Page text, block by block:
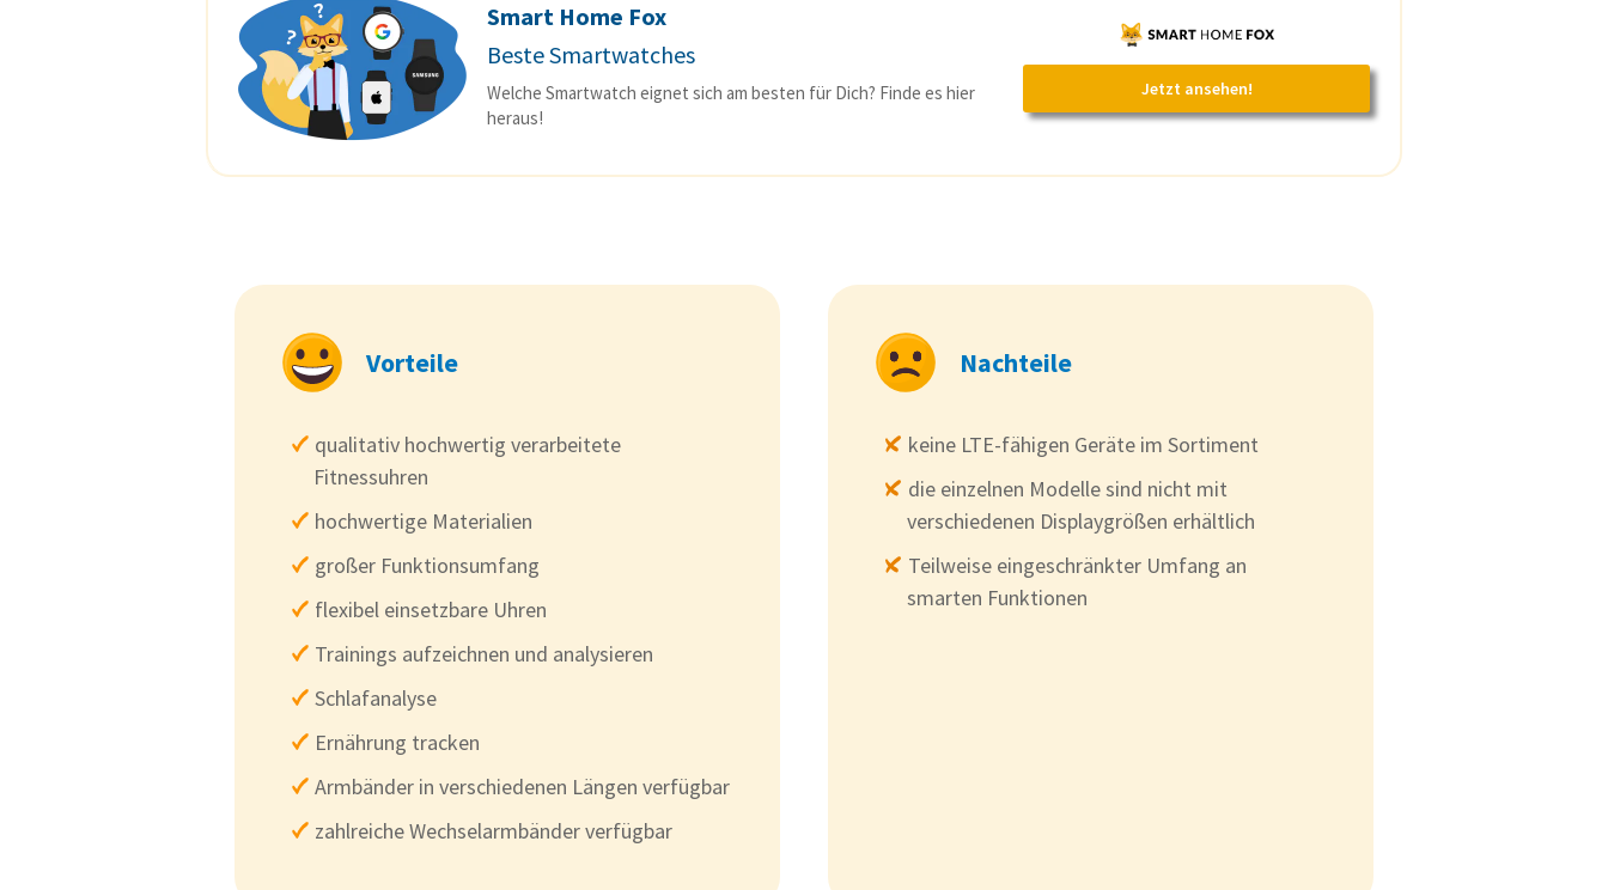
Smart Home Fox
Beste Smartwatches
Welche Smartwatch eignet sich am besten für Dich? Finde es hier
heraus!
Jetzt ansehen!
Vorteile
qualitativ hochwertig verarbeitete
Fitnessuhren
hochwertige Materialien
großer Funktionsumfang
flexibel einsetzbare Uhren
Trainings aufzeichnen und analysieren
Schlafanalyse
Ernährung tracken
Armbänder in verschiedenen Längen verfügbar
zahlreiche Wechselarmbänder verfügbar
Nachteile
keine LTE-fähigen Geräte im Sortiment
die einzelnen Modelle sind nicht mit
verschiedenen Displaygrößen erhältlich
Teilweise eingeschränkter Umfang an
smarten Funktionen